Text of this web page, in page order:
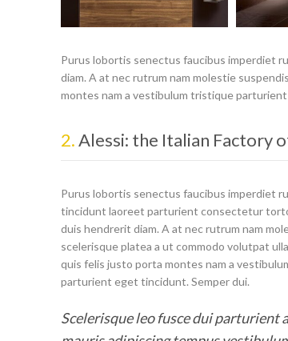
Purus lobortis senectus faucibus imperdiet
diam. A at nec rutrum nam molestie
montes nam a vestibulum tristique
2.Alessi: the Italian Factory
Purus lobortis senectus faucibus imperdiet
tincidunt laoreet parturient consectetur
duis hendrerit diam. A at nec rutrum nam
scelerisque platea a ut commodo volutpat
quis felis justo porta montes nam a
parturient eget tincidunt. Semper dui.
Scelerisque leo fusce dui parturient